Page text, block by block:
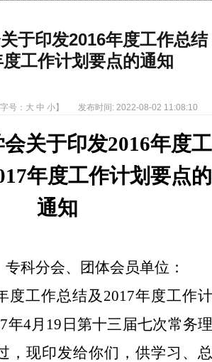
于印发2016年度工作总结
工作计划要点的通知
发布时间: 2022-08-02 11:08:10
字号： 大 中 小】
关于印发2016年度工
年度工作计划要点的
通知
科分会、团体会员单位：
度工作总结及2017年度工作
年4月19日第十三届七次常务
，现印发给你们，供学习、